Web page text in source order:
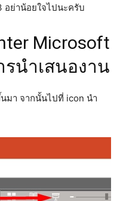
อย่าน้อยใจไปนะครับ
Microsoft
รนำเสนองาน
มา จากนั้นไปที่ icon นำ